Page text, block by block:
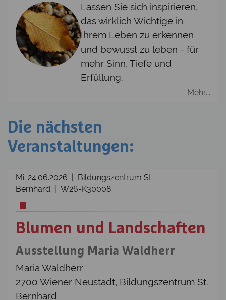
Lassen Sie sich inspirieren,
das wirklich Wichtige in
Ihrem Leben zu erkennen
und bewusst zu leben - für
mehr Sinn, Tiefe und
Erfüllung.
Mehr...
Die nächsten
Veranstaltungen:
Mi. 24.06.2026 | Bildungszentrum St.
Bernhard | W26-K30008
Blumen und Landschaften
Ausstellung Maria Waldherr
Maria Waldherr
2700 Wiener Neustadt, Bildungszentrum St.
Bernhard